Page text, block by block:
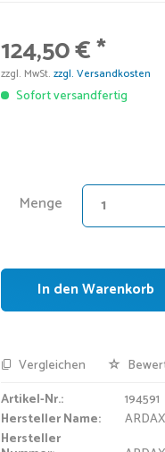
124,50 € *
zzgl. MwSt. zzgl. Versandkosten
Sofort versandfertig
Menge
In denWarenkorb
Vergleichen
Artikel-Nr.:
194591
Hersteller Name:
ARDAX
Hersteller